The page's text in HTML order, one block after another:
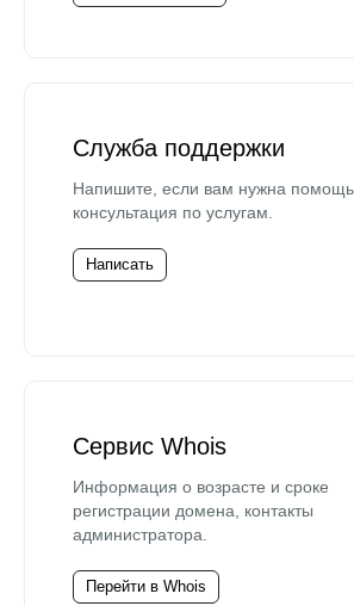
Служба поддержки
Напишите, если вам нужна
консультация по услугам.
Написать
Сервис Whois
Информация о возрасте и сроке
регистрации домена, контакты
администратора.
Перейти в Whois